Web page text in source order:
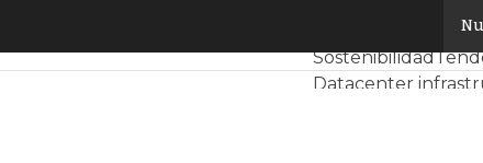
Servidores CPD y
Sostenibilidad
Datacenter